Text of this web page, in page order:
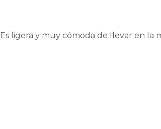
ligera y muy cómoda de llevar en la